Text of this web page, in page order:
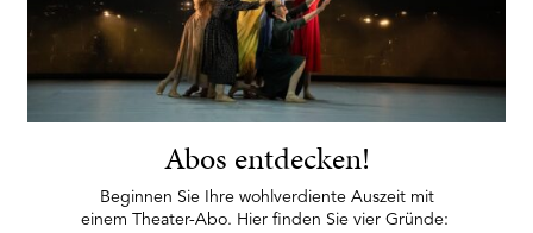
Abos entdecken!
Beginnen Sie Ihre wohlverdiente Auszeit mit
einem Theater-Abo. Hier finden Sie vier Gründe: